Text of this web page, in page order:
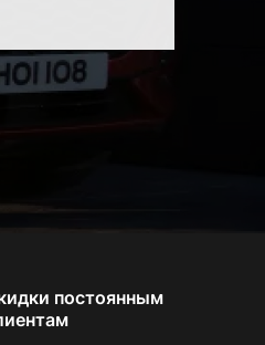
постоянным